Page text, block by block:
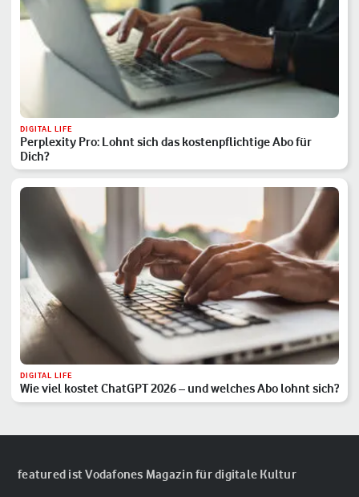
DIGITAL LIFE
Perplexity Pro: Lohnt sich das kostenpflichtige Abo für
Dich?
DIGITAL LIFE
Wie viel kostet ChatGPT 2026 – und welches Abo lohnt sich?
featured ist Vodafones Magazin für digitale Kultur